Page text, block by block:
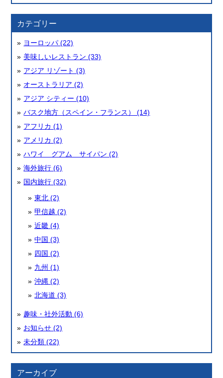
カテゴリー
ヨーロッパ (22)
美味しいレストラン (33)
アジア リゾート (3)
オーストラリア (2)
アジア シティー (10)
バスク地方（スペイン・フランス） (14)
アフリカ (1)
アメリカ (2)
ハワイ グアム サイパン (2)
海外旅行 (6)
国内旅行 (32)
東北 (2)
甲信越 (2)
近畿 (4)
中国 (3)
四国 (2)
九州 (1)
沖縄 (2)
北海道 (3)
趣味・社外活動 (6)
お知らせ (2)
未分類 (22)
アーカイブ